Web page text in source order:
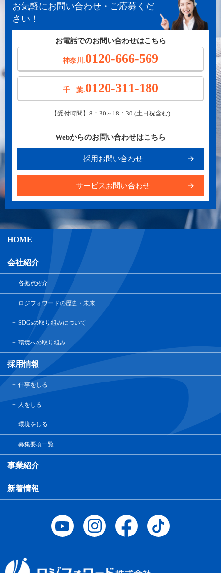
お気軽にお問い合わせ・ご応募くだ
さい！
お電話でのお問い合わせはこちら
神奈川.0120-666-569
千 葉.0120-311-180
【受付時間】8：30～18：30 (土日祝含む)
Webからのお問い合わせはこちら
採用お問い合わせ
サービスお問い合わせ
HOME
会社紹介
各拠点紹介
ロジフォワードの歴史・未来
SDGsの取り組みについて
環境への取り組み
採用情報
仕事をしる
人をしる
環境をしる
募集要項一覧
事業紹介
新着情報